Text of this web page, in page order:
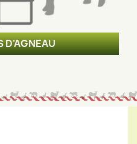
D'AGNEAU